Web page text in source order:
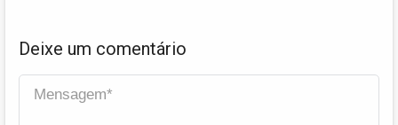
Deixe um comentário